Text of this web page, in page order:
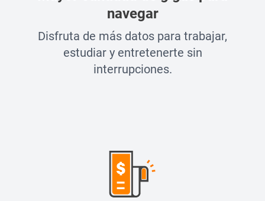
navegar
Disfruta de más datos para trabajar,
estudiar y entretenerte sin
interrupciones.